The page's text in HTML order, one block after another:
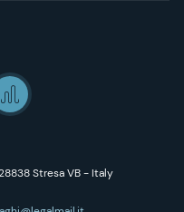
Stresa VB - Italy